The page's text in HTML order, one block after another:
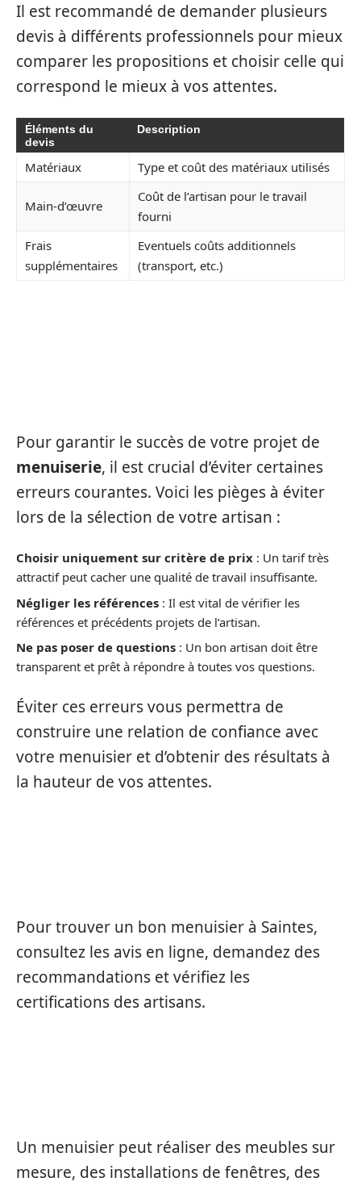
Il est recommandé de demander plusieurs
devis à différents professionnels pour mieux
comparer les propositions et choisir celle qui
correspond le mieux à vos attentes.
Éléments du
devis
Description
Matériaux Type et coût des matériaux utilisés
Main-d’œuvre
Coût de l’artisan pour le travail
fourni
Frais
supplémentaires
Eventuels coûts additionnels
(transport, etc.)
Pour garantir le succès de votre projet de
menuiserie, il est crucial d’éviter certaines
erreurs courantes. Voici les pièges à éviter
lors de la sélection de votre artisan :
Choisir uniquement sur critère de prix : Un tarif très
attractif peut cacher une qualité de travail insuffisante.
Négliger les références : Il est vital de vérifier les
références et précédents projets de l’artisan.
Ne pas poser de questions : Un bon artisan doit être
transparent et prêt à répondre à toutes vos questions.
Éviter ces erreurs vous permettra de
construire une relation de confiance avec
votre menuisier et d’obtenir des résultats à
la hauteur de vos attentes.
Pour trouver un bon menuisier à Saintes,
consultez les avis en ligne, demandez des
recommandations et vérifiez les
certifications des artisans.
Un menuisier peut réaliser des meubles sur
mesure, des installations de fenêtres, des